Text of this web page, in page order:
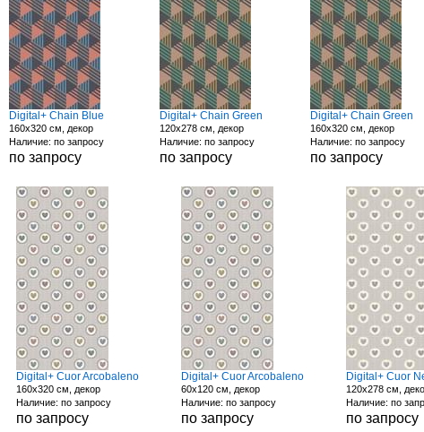
Digital+ Chain Blue
160x320 см, декор
Наличие: по запросу
по запросу
Digital+ Chain Green
120x278 см, декор
Наличие: по запросу
по запросу
Digital+ Chain Green
160x320 см, декор
Наличие: по запросу
по запросу
Digital+ Cuor Arcobaleno
160x320 см, декор
Наличие: по запросу
по запросу
Digital+ Cuor Arcobaleno
60x120 см, декор
Наличие: по запросу
по запросу
Digital+ Cuor
120x278 см,
Наличие: по
по запросу